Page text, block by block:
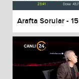
Arafta Sorular -